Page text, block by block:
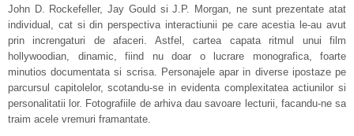
John D. Rockefeller, Jay Gould si J.P. Morgan, ne sunt prezentate atat
individual, cat si din perspectiva interactiunii pe care acestia le-au avut
prin increngaturi de afaceri. Astfel, cartea capata ritmul unui film
hollywoodian, dinamic, fiind nu doar o lucrare monografica, foarte
minutios documentata si scrisa. Personajele apar in diverse ipostaze pe
parcursul capitolelor, scotandu-se in evidenta complexitatea actiunilor si
personalitatii lor. Fotografiile de arhiva dau savoare lecturii, facandu-ne sa
traim acele vremuri framantate.